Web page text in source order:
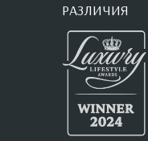
РАЗЛИЧИЯ